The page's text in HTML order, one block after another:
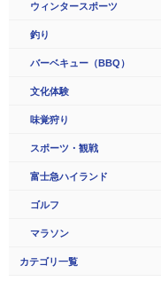
ウィンタースポーツ
釣り
バーベキュー（BBQ）
文化体験
味覚狩り
スポーツ・観戦
富士急ハイランド
ゴルフ
マラソン
カテゴリ一覧